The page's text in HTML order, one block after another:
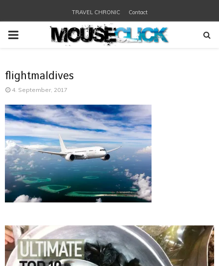
TRAVEL CHRONIC Contact
PRIMARY
flightmaldives
4. September, 2017